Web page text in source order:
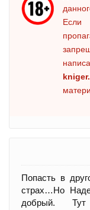
Если
Попасть в
страх…Но
добрый.